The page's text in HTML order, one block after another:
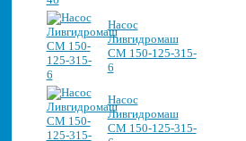
Насос
Ливгидромаш
СМ 150-125-315-
6
Насос
Ливгидромаш
СМ 150-125-315-